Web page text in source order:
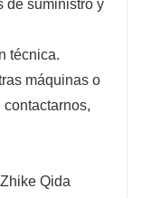
de suministro y
técnica.
máquinas o
Qida